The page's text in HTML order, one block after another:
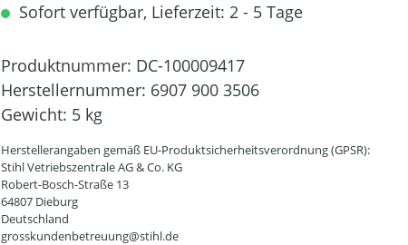
Sofort verfügbar, Lieferzeit: 2 - 5 Tage
Produktnummer: DC-100009417
Herstellernummer: 6907 900 3506
Gewicht: 5 kg
Herstellerangaben gemäß EU-Produktsicherheitsverordnung (GPSR):
Stihl Vetriebszentrale AG & Co. KG
Robert-Bosch-Straße 13
64807 Dieburg
Deutschland
grosskundenbetreuung@stihl.de